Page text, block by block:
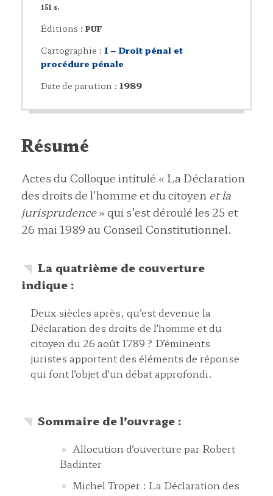
151 s.
Éditions : PUF
Cartographie : I – Droit pénal et
procédure pénale
Date de parution : 1989
Résumé
Actes du Colloque intitulé « La Déclaration
des droits de l’homme et du citoyen et la
jurisprudence» qui s’est déroulé les 25 et
26 mai 1989 au Conseil Constitutionnel.
La quatrième de couverture
indique :
Deux siècles après, qu’est devenue la
Déclaration des droits de l’homme et du
citoyen du 26 août 1789 ? D’éminents
juristes apportent des éléments de réponse
qui font l’objet d’un débat approfondi.
Sommaire de l’ouvrage :
Allocution d’ouverture par Robert
Badinter
Michel Troper : La Déclaration des